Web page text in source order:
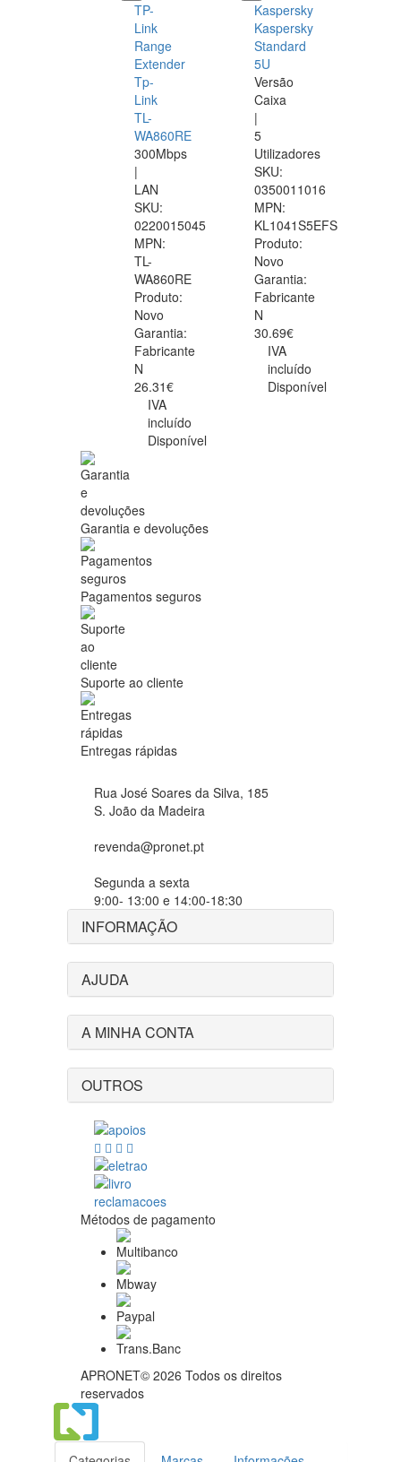
TP-
Link
Range
Extender
Tp-
Link
TL-
WA860RE
300Mbps
|
LAN
SKU:
0220015045
MPN:
TL-
WA860RE
Produto:
Novo
Garantia:
Fabricante
N
26.31€
IVA
incluído
Disponível
Kaspersky
Kaspersky
Standard
5U
Versão
Caixa
|
5
Utilizadores
SKU:
0350011016
MPN:
KL1041S5EFS
Produto:
Novo
Garantia:
Fabricante
N
30.69€
IVA
incluído
Disponível
Garantia e devoluções
Pagamentos seguros
Suporte ao cliente
Entregas rápidas
Rua José Soares da Silva, 185
S. João da Madeira
revenda@pronet.pt
Segunda a sexta
9:00- 13:00 e 14:00-18:30
INFORMAÇÃO
AJUDA
A MINHA CONTA
OUTROS
Métodos de pagamento
APRONET© 2026 Todos os direitos
reservados